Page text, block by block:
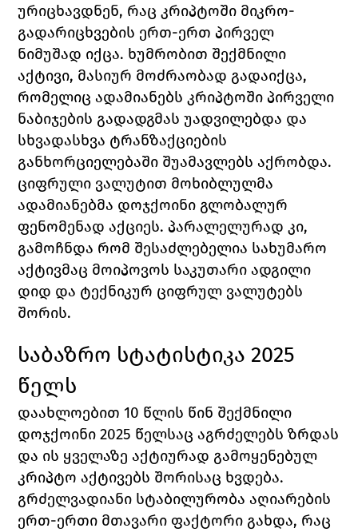
ურიცხავდნენ, რაც კრიპტოში მიკრო-
გადარიცხვების ერთ-ერთ პირველ
ნიმუშად იქცა. ხუმრობით შექმნილი
აქტივი, მასიურ მოძრაობად გადაიქცა,
რომელიც ადამიანებს კრიპტოში პირველი
ნაბიჯების გადადგმას უადვილებდა და
სხვადასხვა ტრანზაქციების
განხორციელებაში შუამავლებს აქრობდა.
ციფრული ვალუტით მოხიბლულმა
ადამიანებმა დოჯქოინი გლობალურ
ფენომენად აქციეს. პარალელურად კი,
გამოჩნდა რომ შესაძლებელია სახუმარო
აქტივმაც მოიპოვოს საკუთარი ადგილი
დიდ და ტექნიკურ ციფრულ ვალუტებს
შორის.
საბაზრო სტატისტიკა 2025
წელს
დაახლოებით 10 წლის წინ შექმნილი
დოჯქოინი 2025 წელსაც აგრძელებს ზრდას
და ის ყველაზე აქტიურად გამოყენებულ
კრიპტო აქტივებს შორისაც ხვდება.
გრძელვადიანი სტაბილურობა აღიარების
ერთ-ერთი მთავარი ფაქტორი გახდა, რაც